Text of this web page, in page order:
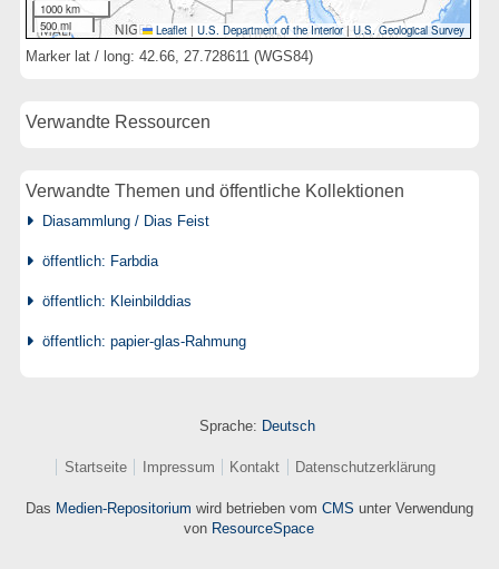
1000 km
500 mi
Leaflet | U.S. Department of the Interior|U.S. Geological Survey
Marker lat / long: 42.66, 27.728611 (WGS84)
Verwandte Ressourcen
Verwandte Themen und öffentliche Kollektionen
Diasammlung / Dias Feist
öffentlich: Farbdia
öffentlich: Kleinbilddias
öffentlich: papier-glas-Rahmung
Sprache: Deutsch
Startseite Impressum Kontakt Datenschutzerklärung
Das Medien-Repositorium wird betrieben vom CMS unter Verwendung
von ResourceSpace